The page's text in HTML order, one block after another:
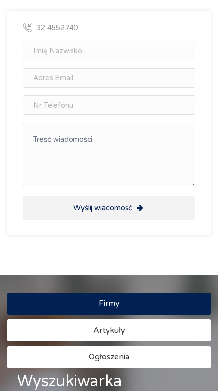
32 4552740
Wyślij wiadomość
Firmy
Artykuły
Ogłoszenia
Wyszukiwarka